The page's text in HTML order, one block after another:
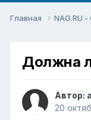
Главная NAG.RU
Должна
Автор:
20